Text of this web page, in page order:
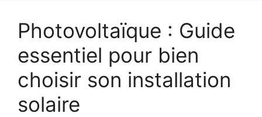
Photovoltaïque : Guide
essentiel pour bien
choisir son installation
solaire